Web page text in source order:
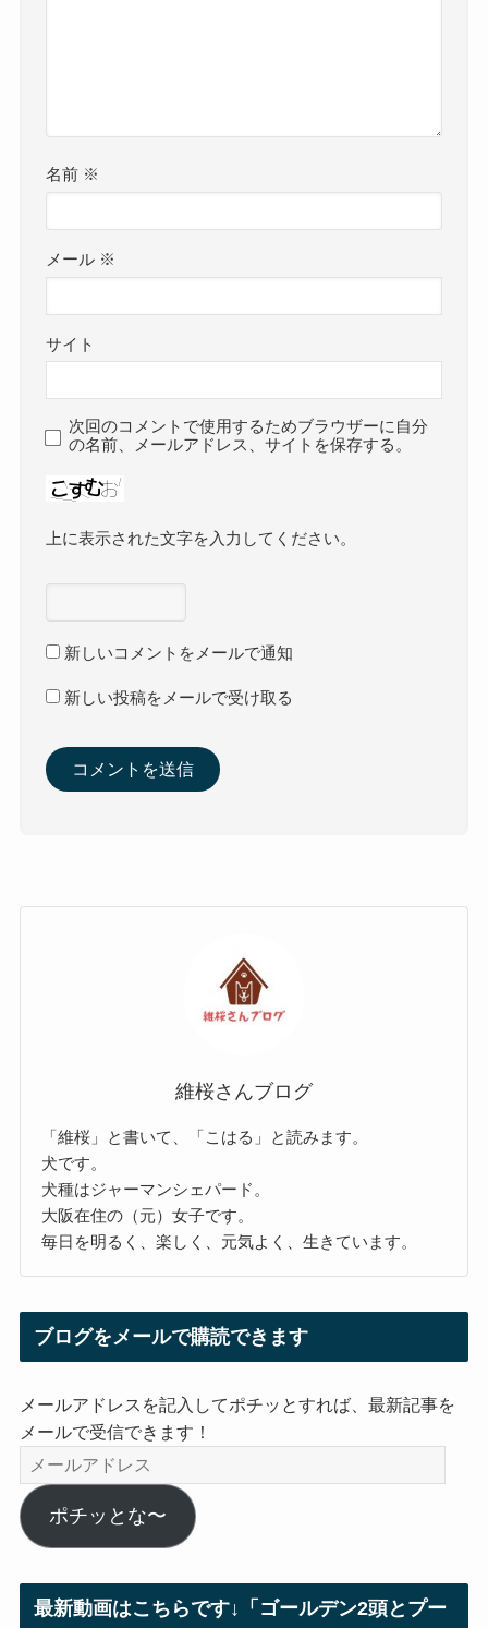
名前 ※
メール ※
サイト
次回のコメントで使用するためブラウザーに自分
の名前、メールアドレス、サイトを保存する。
上に表示された文字を入力してください。
新しいコメントをメールで通知
新しい投稿をメールで受け取る
維桜さんブログ
「維桜」と書いて、「こはる」と読みます。
犬です。
犬種はジャーマンシェパード。
大阪在住の（元）女子です。
毎日を明るく、楽しく、元気よく、生きています。
ブログをメールで購読できます
メールアドレスを記入してポチッとすれば、最新記事を
メールで受信できます！
メ
ー
ル
ア
ス
ポチッとな〜
最新動画はこちらです↓「ゴールデン2頭とプー